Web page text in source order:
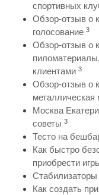
спортивных
Обзор-отзыв о
голосование 3
Обзор-отзыв
клиентами 3
Обзор-отзыв о
металлическая
Москва
советы 3
Тесто на
Как быстро
приобрести
Как создать